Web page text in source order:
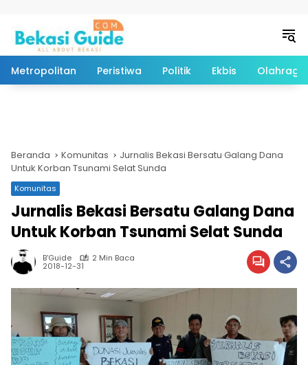
Metropolitan Peristiwa Politik Ekbis Olahraga
Beranda Komunitas
Jurnalis Bekasi Bersatu Galang Dana
Untuk Korban Tsunami Selat Sunda
Komunitas
Jurnalis Bekasi Bersatu Galang Dana
Untuk Korban Tsunami Selat Sunda
B'Guide 2 Min Baca
2018-12-31